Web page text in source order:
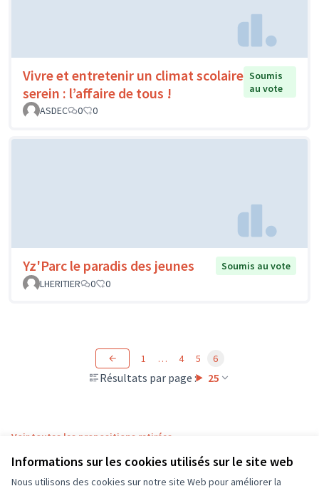
Informations sur les cookies utilisés sur le site web
Nous utilisons des cookies sur notre site Web pour améliorer la
Vivre et entretenir un climat scolaire
serein : l’affaire de tous !
Soumis
au vote
ASDEC
0 0
Yz'Parc le paradis des jeunes
Soumis au vote
LHERITIER
0 0
Résultats par page : 25
1 … 4 5 6
Voir toutes les propositions retirées
Conditions d'utilisation